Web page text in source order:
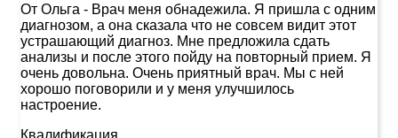
От Ольга - Врач меня обнадежила. Я пришла с одним
диагнозом, а она сказала что не совсем видит этот
устрашающий диагноз. Мне предложила сдать
анализы и после этого пойду на повторный прием. Я
очень довольна. Очень приятный врач. Мы с ней
хорошо поговорили и у меня улучшилось
настроение.
Квалификация